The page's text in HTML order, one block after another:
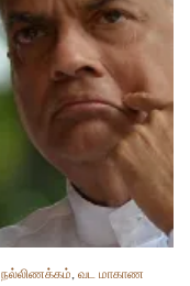
நல்லிணக்கம், வட மாகாண